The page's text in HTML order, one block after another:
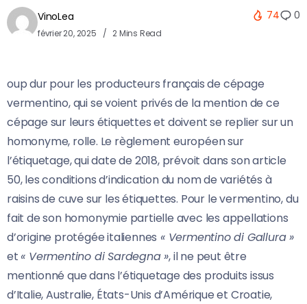
VinoLea
février 20, 2025 2 Mins Read
74 0
oup dur pour les producteurs français de cépage
vermentino, qui se voient privés de la mention de ce
cépage sur leurs étiquettes et doivent se replier sur un
homonyme, rolle. Le règlement européen sur
l’étiquetage, qui date de 2018, prévoit dans son article
50, les conditions d’indication du nom de variétés à
raisins de cuve sur les étiquettes. Pour le vermentino, du
fait de son homonymie partielle avec les appellations
d’origine protégée italiennes « Vermentino di Gallura »
et « Vermentino di Sardegna », il ne peut être
mentionné que dans l’étiquetage des produits issus
d’Italie, Australie, États-Unis d’Amérique et Croatie,